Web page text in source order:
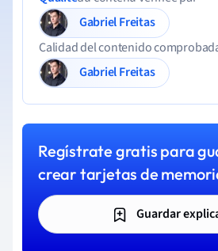
Gabriel Freitas
Calidad del contenido
Gabriel Freitas
Regístrate gratis para
crear tarjetas de
Guardar